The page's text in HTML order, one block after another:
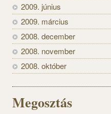
2009. június
2009. március
2008. december
2008. november
2008. október
Megosztás